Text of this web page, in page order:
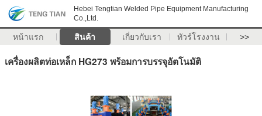
Hebei Tengtian Welded Pipe Equipment Manufacturing
Co.,Ltd.
หน้าแรก สินค้า เกี่ยวกับเรา ทัวร์โรงงาน >>
เครื่องผลิตท่อเหล็ก HG273 พร้อมการบรรจุอัตโนมัติ